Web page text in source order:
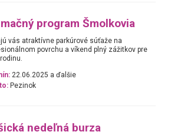
program Šmolkovia
vás atraktívne parkúrové súťaže na
povrchu a víkend plný zážitkov pre
22.06.2025 a ďalšie
Pezinok
nedeľná burza